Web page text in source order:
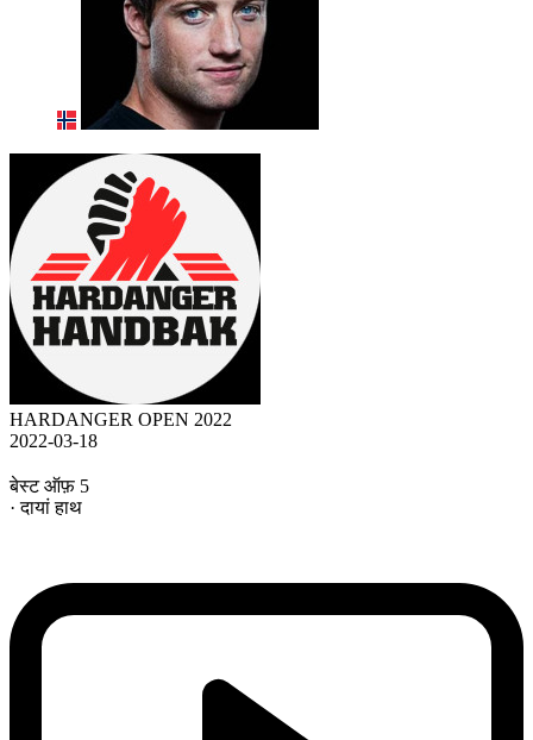
HARDANGER OPEN 2022
2022-03-18
बेस्ट ऑफ़ 5
· दायां हाथ